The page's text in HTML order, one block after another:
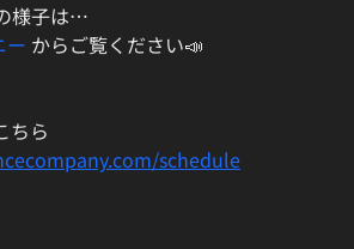
様子は…
ー からご覧ください📣
ちら
schedule